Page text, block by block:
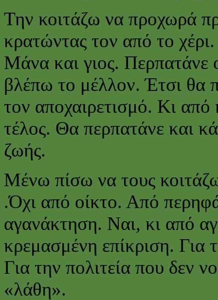
Την κοιτάζω να προχωρά
κρατώντας τον από το
Μάνα και γιος. Περπατάνε
βλέπω το μέλλον. Έτσι θα
τον αποχαιρετισμό. Κι
τέλος. Θα περπατάνε και
ζωής.
Μένω πίσω να τους
.Όχι από οίκτο. Από
αγανάκτηση. Ναι, κι από
κρεμασμένη επίκριση. Για
Για την πολιτεία που δεν
«λάθη».